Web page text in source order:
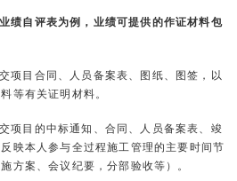
绩自评表为例，业绩可提供的作证材料包
项目合同、人员备案表、图纸、图签，以
等有关证明材料。
项目的中标通知、合同、人员备案表、竣
映本人参与全过程施工管理的主要时间节
方案、会议纪要，分部验收等）。